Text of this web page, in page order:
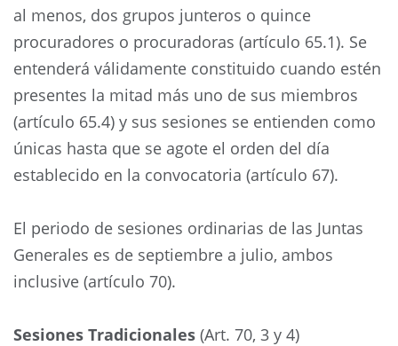
al menos, dos grupos junteros o quince
procuradores o procuradoras (artículo 65.1). Se
entenderá válidamente constituido cuando estén
presentes la mitad más uno de sus miembros
(artículo 65.4) y sus sesiones se entienden como
únicas hasta que se agote el orden del día
establecido en la convocatoria (artículo 67).
El periodo de sesiones ordinarias de las Juntas
Generales es de septiembre a julio, ambos
inclusive (artículo 70).
Sesiones Tradicionales (Art. 70, 3 y 4)